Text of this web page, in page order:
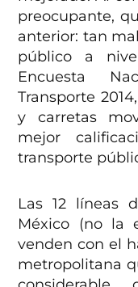
preocupante,
anterior: tan
público a
Encuesta
Transporte
y carretas
mejor
transporte
Las 12 líneas
México (no la
venden con el
metropolitana